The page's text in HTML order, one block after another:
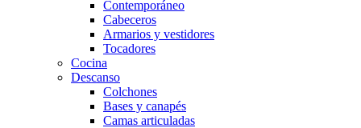
Contemporáneo
Cabeceros
Armarios y vestidores
Tocadores
Cocina
Descanso
Colchones
Bases y canapés
Camas articuladas